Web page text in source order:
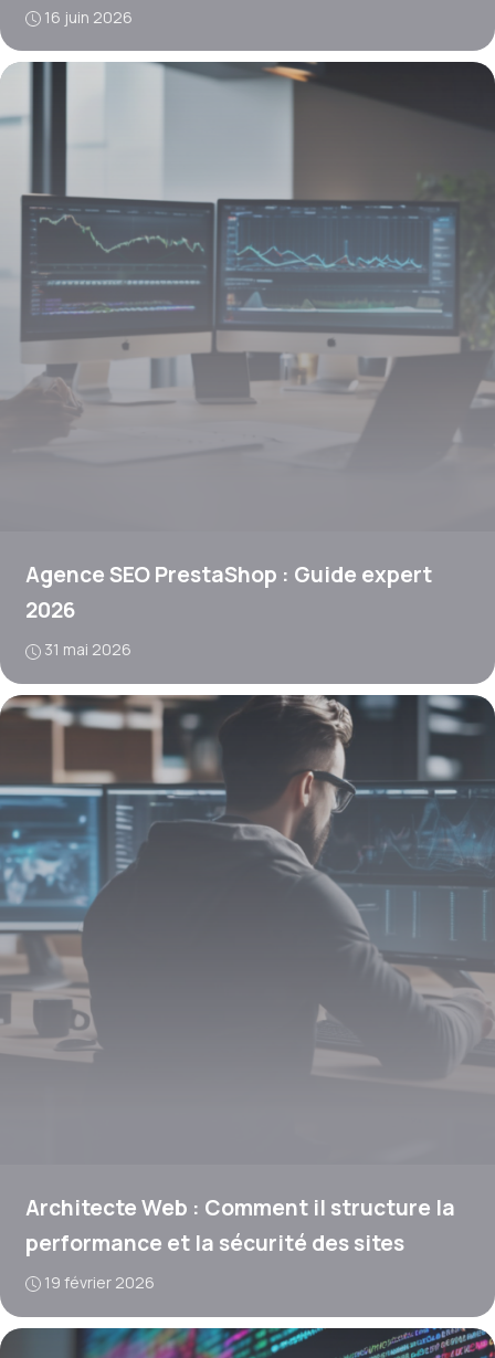
16 juin 2026
Agence SEO PrestaShop : Guide expert
2026
31 mai 2026
Architecte Web : Comment il structure la
performance et la sécurité des sites
19 février 2026